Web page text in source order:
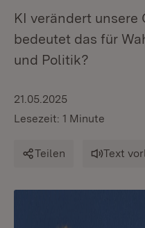
KI verändert
bedeutet das für
und Politik?
21.05.2025
Lesezeit: 1 Minute
Teilen Text